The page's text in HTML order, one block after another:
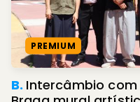
PREMIUM
B. Intercâmbio com